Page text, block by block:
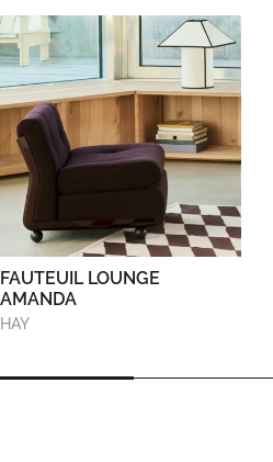
FAUTEUIL LOUNGE
AMANDA
HAY